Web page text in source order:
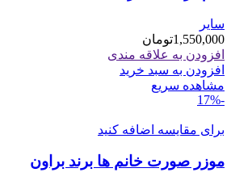
سایر
1,550,000تومان
افزودن به علاقه مندی
افزودن به سبد خرید
مشاهده سریع
-17%
برای مقایسه اضافه کنید
موزر صورت خانم ها برند براون